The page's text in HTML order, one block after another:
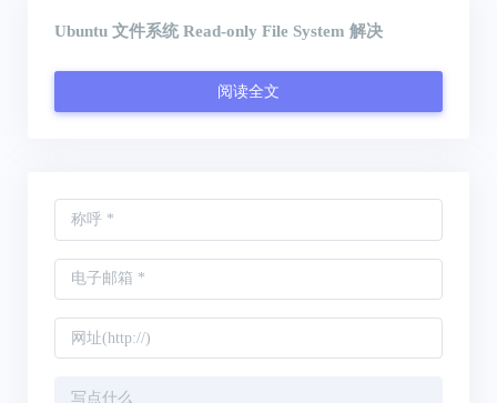
Ubuntu 文件系统 Read-only File System 解决
阅读全文